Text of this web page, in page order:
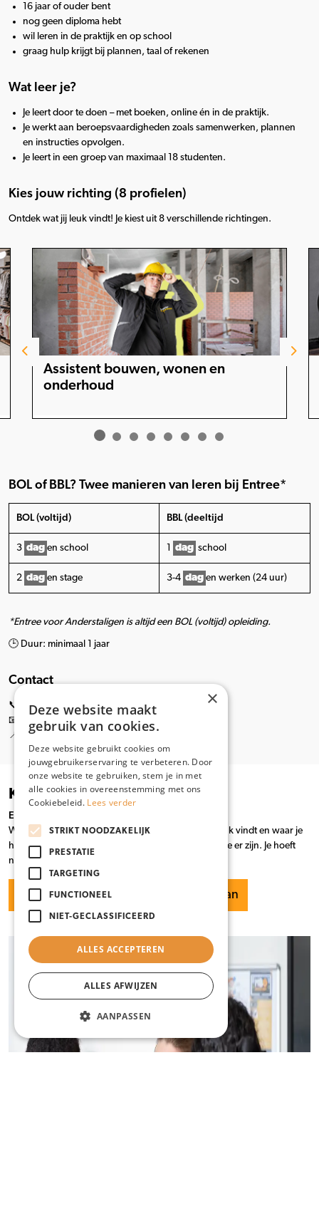
16 jaar of ouder bent
nog geen diploma hebt
wil leren in de praktijk en op school
graag hulp krijgt bij plannen, taal of rekenen
Wat leer je?
Je leert door te doen – met boeken, online én in de praktijk.
Je werkt aan beroepsvaardigheden zoals samenwerken, plannen
en instructies opvolgen.
Je leert in een groep van maximaal 18 studenten.
Kies jouw richting (8 profielen)
Ontdek wat jij leuk vindt! Je kiest uit 8 verschillende richtingen.
Assistent bouwen, wonen en
onderhoud
BOL of BBL? Twee manieren van leren bij Entree*
BOL (voltijd) BBL (deeltijd
3 dag en school 1 dag school
2 dag en stage 3-4 dag en werken (24 uur)
*Entree voor Anderstaligen is altijd een BOL (voltijd) opleiding.
🕒 Duur: minimaal 1 jaar
Contact
📞 033 479 1047
📧
entreeopleidingen@mboamersfoort.nl
📍
Valutaboulevard 20, Amersfoort
Kennismaken en aanmelden
Eerst een 1-op-1 kennismakingsgesprek
We leren jou kennen. Jij vertelt wie je bent, wat je leuk vindt en waar je
hulp bij nodig hebt. We praten over de richtingen die er zijn. Je hoeft
nog geen keuze te maken.
Ik kom kennismaken Ik meld me aan
×
Deze website maakt
gebruik van cookies.
Deze website gebruikt cookies om
jouwgebruikerservaring te verbeteren. Door
onze website te gebruiken, stem je in met
alle cookies in overeenstemming met ons
Cookiebeleid. Lees verder
STRIKT NOODZAKELIJK
PRESTATIE
TARGETING
FUNCTIONEEL
NIET-GECLASSIFICEERD
ALLES ACCEPTEREN
ALLES AFWIJZEN
AANPASSEN